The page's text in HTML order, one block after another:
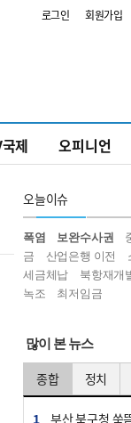
로그인 회원가입
제 오피니언
오늘이슈
폭염 보완수사권
금
산업은행 이전
세금체납
북항재개
녹조
최저임금
많이 본 뉴스
종합 정치
1
부산 북구청 쑥